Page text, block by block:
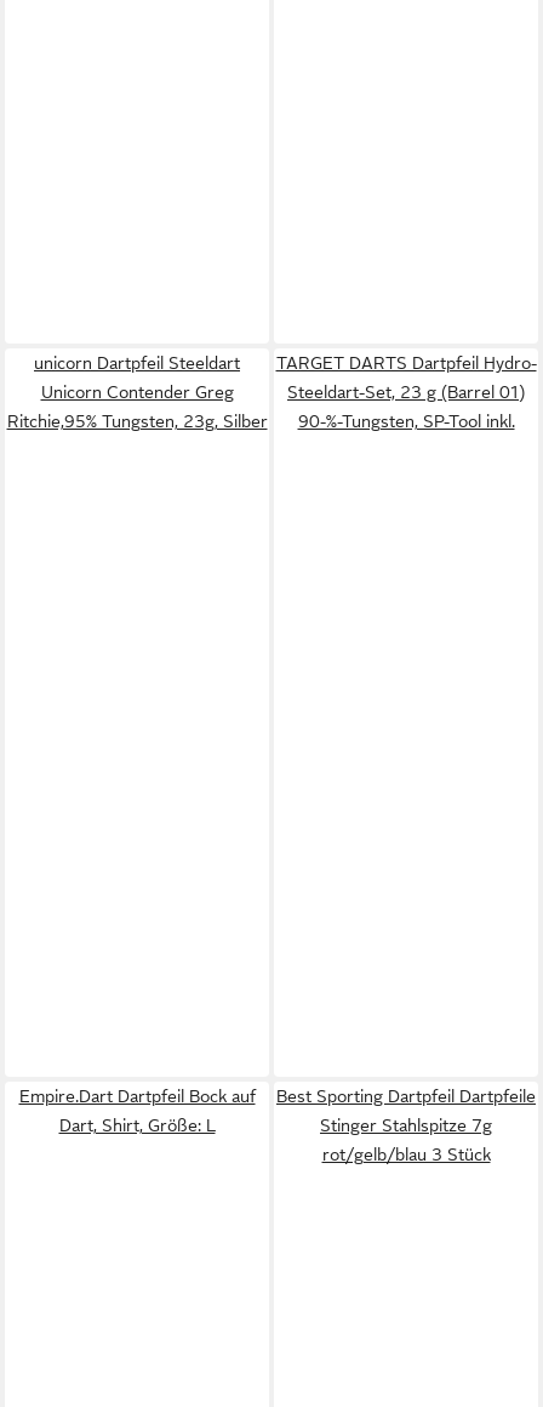
unicorn Dartpfeil Steeldart
Unicorn Contender Greg
Ritchie,95% Tungsten, 23g, Silber
TARGET DARTS Dartpfeil Hydro-
Steeldart-Set, 23 g (Barrel 01)
90-%-Tungsten, SP-Tool inkl.
Empire.Dart Dartpfeil Bock auf
Dart, Shirt, Größe: L
Best Sporting Dartpfeil Dartpfeile
Stinger Stahlspitze 7g
rot/gelb/blau 3 Stück